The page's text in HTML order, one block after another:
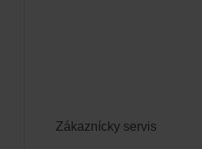
Zákaznícky servis